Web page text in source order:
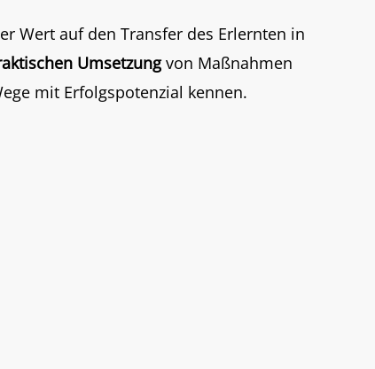
Wert auf den Transfer des Erlernten in
Umsetzungvon Maßnahmen
mit Erfolgspotenzial kennen.